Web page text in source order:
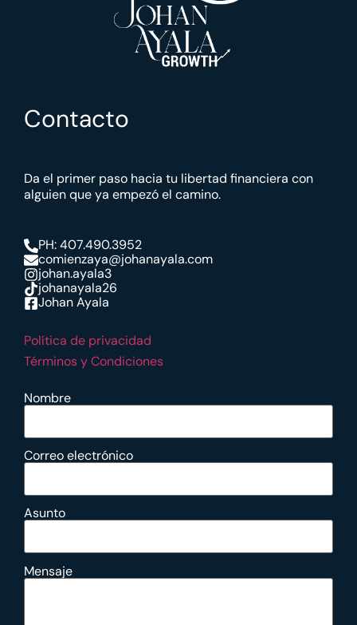
Contacto
Da el primer paso hacia tu libertad financiera con
alguien que ya empezó el camino.
PH: 407.490.3952
comienzaya@johanayala.com
johan.ayala3
johanayala26
Johan Ayala
Política de privacidad
Términos y Condiciones
Nombre
Correo electrónico
Asunto
Mensaje